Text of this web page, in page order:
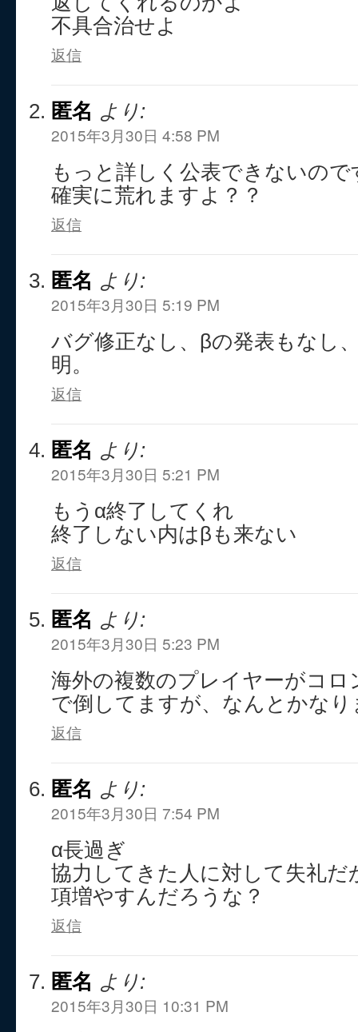
不具合治せよ
返信
匿名 より:
2015年3月30日 4:58 PM
もっと詳しく公表できないので
確実に荒れますよ？？
返信
匿名 より:
2015年3月30日 5:19 PM
バグ修正なし、βの発表もなし
明。
返信
匿名 より:
2015年3月30日 5:21 PM
もうα終了してくれ
終了しない内はβも来ない
返信
匿名 より:
2015年3月30日 5:23 PM
海外の複数のプレイヤーがコロ
で倒してますが、なんとかな
返信
匿名 より:
2015年3月30日 7:54 PM
α長過ぎ
協力してきた人に対して失礼だ
項増やすんだろうな？
返信
匿名 より:
2015年3月30日 10:31 PM